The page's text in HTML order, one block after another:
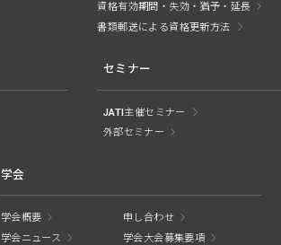
資格有効期間・失効・猶予・延長
書類郵送による資格更新方法
セミナー
JATI主催セミナー
外部セミナー
学会
学会概要
申し合わせ
学会ニュース
学会大会募集要項